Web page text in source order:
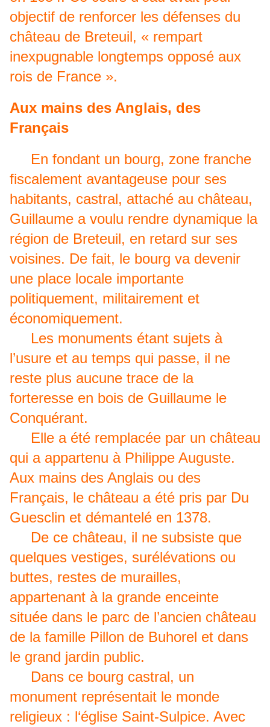
objectif de renforcer les défenses du
château de Breteuil, « rempart
inexpugnable longtemps opposé aux
rois de France ».
Aux mains des Anglais, des
Français
En fondant un bourg, zone franche
fiscalement avantageuse pour ses
habitants, castral, attaché au château,
Guillaume a voulu rendre dynamique la
région de Breteuil, en retard sur ses
voisines. De fait, le bourg va devenir
une place locale importante
politiquement, militairement et
économiquement.
Les monuments étant sujets à
l’usure et au temps qui passe, il ne
reste plus aucune trace de la
forteresse en bois de Guillaume le
Conquérant.
Elle a été remplacée par un château
qui a appartenu à Philippe Auguste.
Aux mains des Anglais ou des
Français, le château a été pris par Du
Guesclin et démantelé en 1378.
De ce château, il ne subsiste que
quelques vestiges, surélévations ou
buttes, restes de murailles,
appartenant à la grande enceinte
située dans le parc de l’ancien château
de la famille Pillon de Buhorel et dans
le grand jardin public.
Dans ce bourg castral, un
monument représentait le monde
religieux : l‘église Saint-Sulpice. Avec